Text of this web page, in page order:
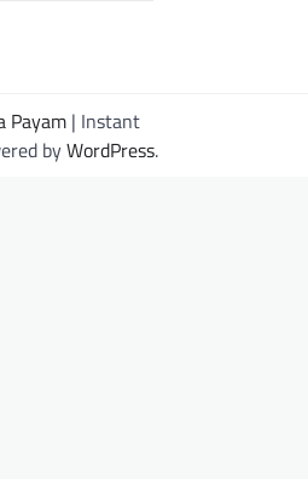
Payam | Instant
byWordPress.